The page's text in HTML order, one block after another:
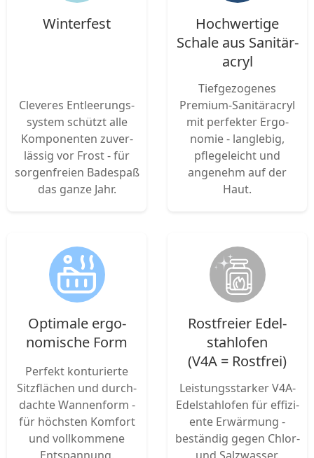
Winterfest
Cleveres Entleerungs­
system schützt alle
Kompo­nenten zuver­
lässig vor Frost - für
sorgen­freien Badespaß
das ganze Jahr.
Hoch­wertige
Schale aus Sanitär­
acryl
Tief­gezogenes
Premium-Sanitär­acryl
mit perfekter Ergo­
nomie - langlebig,
pflegeleicht und
angenehm auf der
Haut.
Opti­male ergo­
nomische Form
Perfekt kon­turi­erte
Sitz­flächen und durch­
dachte Wannen­form -
für höchsten Komfort
und voll­kommene
Entspannung.
Rost­freier Edel­
stahlofen
(V4A = Rostfrei)
Lei­stungs­starker V4A-
Edel­stahlofen für effi­zi­
en­te Erwärmung -
beständig gegen Chlor-
und Salzwasser.